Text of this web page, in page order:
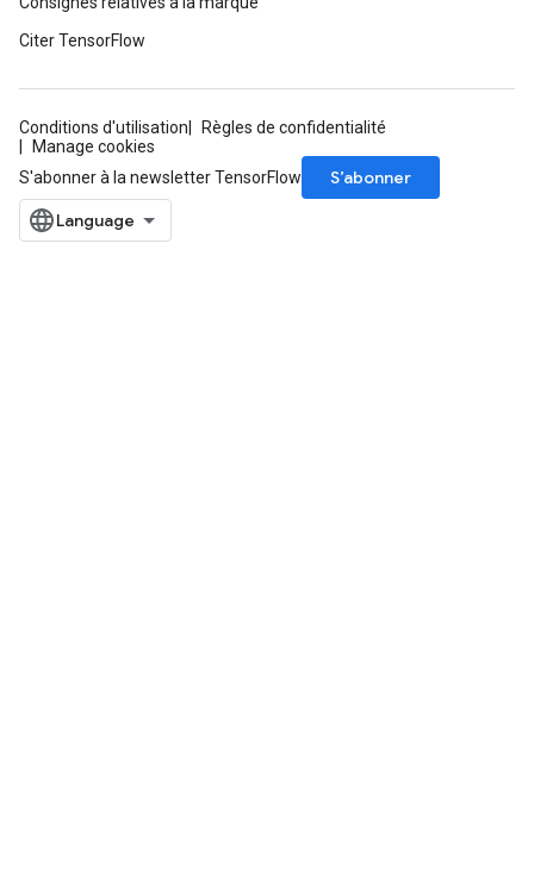
Citer TensorFlow
Conditions d'utilisation
Règles de confidentialité
Manage cookies
S'abonner à la newsletter TensorFlow
S’abonner